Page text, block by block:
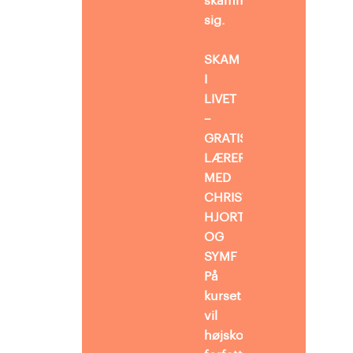
sig.
SKAM
LIVET
–
GRATIS
LÆRERKURSUS
MED
CHRISTIAN
HJORTKJÆR
OG
SYMF
På
kurset
vil
højskolelærer